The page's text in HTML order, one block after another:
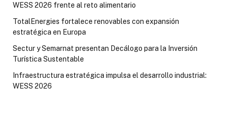
WESS 2026 frente al reto alimentario
TotalEnergies fortalece renovables con expansión
estratégica en Europa
Sectur y Semarnat presentan Decálogo para la Inversión
Turística Sustentable
Infraestructura estratégica impulsa el desarrollo industrial:
WESS 2026